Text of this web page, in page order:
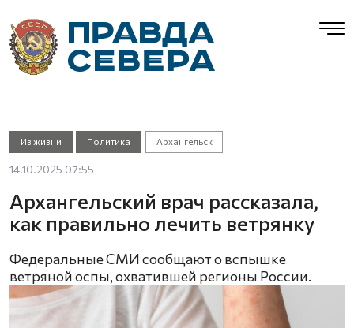
Из жизни Политика Архангельск
14.10.2025 07:55
Архангельский врач рассказала,
как правильно лечить ветрянку
Федеральные СМИ сообщают о вспышке
ветряной оспы, охватившей регионы России.